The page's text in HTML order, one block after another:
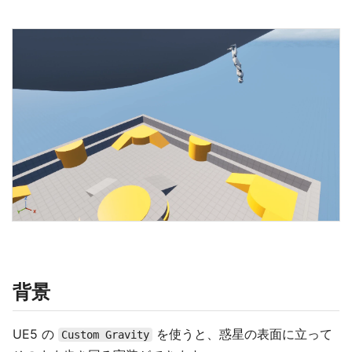
背景
UE5 の Custom Gravity
を使うと、惑星の表面に立って